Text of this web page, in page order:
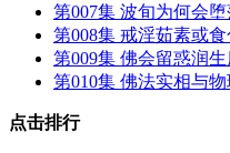
第007集 波旬为何会堕
第008集 戒淫茹素或食
第009集 佛会留惑润生
第010集 佛法实相与
点击排行